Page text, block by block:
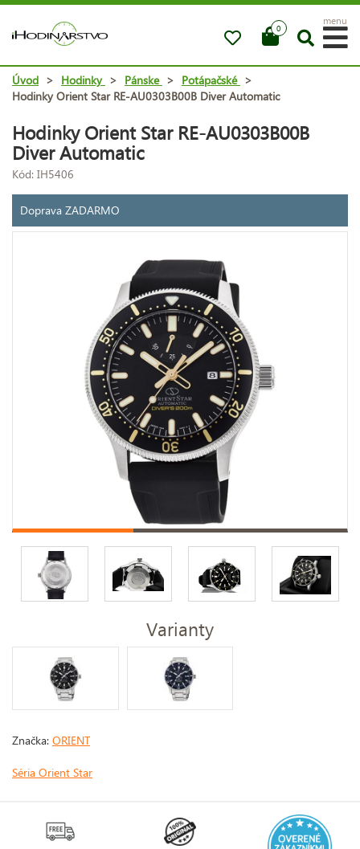
0
menu
Úvod > Hodinky > Pánske > Potápačské >
Hodinky Orient Star RE-AU0303B00B Diver Automatic
Hodinky Orient Star RE-AU0303B00B
Diver Automatic
Kód: IH5406
Doprava ZADARMO
Varianty
Značka: ORIENT
Séria Orient Star